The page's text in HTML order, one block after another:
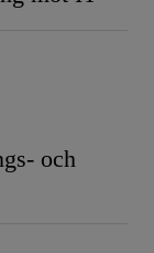
och